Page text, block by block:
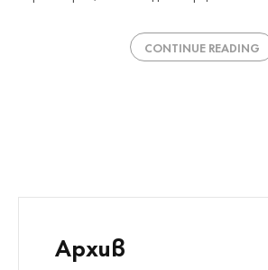
CONTINUE READING
Архив